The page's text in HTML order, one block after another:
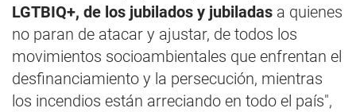
LGTBIQ+, de los jubilados y jubiladas a quienes
no paran de atacar y ajustar, de todos los
movimientos socioambientales que enfrentan el
desfinanciamiento y la persecución, mientras
los incendios están arreciando en todo el país",